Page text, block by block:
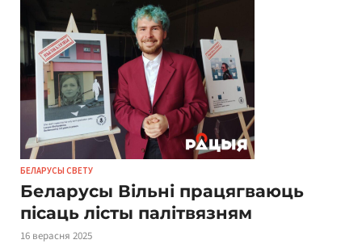
БЕЛАРУСЫ СВЕТУ
Беларусы Вільні працягваюць
пісаць лісты палітвязням
16 верасня 2025